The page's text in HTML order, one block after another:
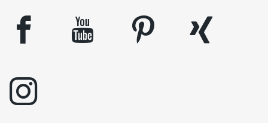
facebook youtube pinterest
xing
instagram